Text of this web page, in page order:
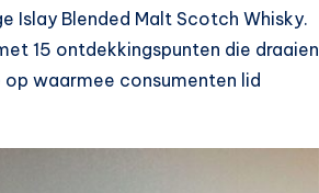
Islay Blended Malt Scotch Whisky.
15 ontdekkingspunten die draaien
waarmee consumenten lid